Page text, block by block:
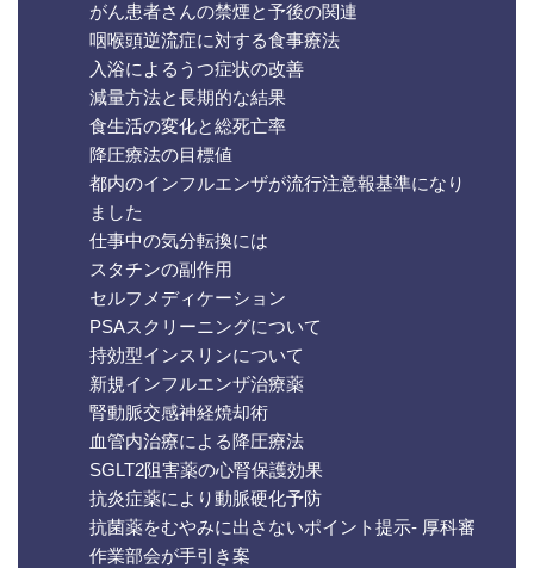
がん患者さんの禁煙と予後の関連
咽喉頭逆流症に対する食事療法
入浴によるうつ症状の改善
減量方法と長期的な結果
食生活の変化と総死亡率
降圧療法の目標値
都内のインフルエンザが流行注意報基準になり
ました
仕事中の気分転換には
スタチンの副作用
セルフメディケーション
PSAスクリーニングについて
持効型インスリンについて
新規インフルエンザ治療薬
腎動脈交感神経焼却術
血管内治療による降圧療法
SGLT2阻害薬の心腎保護効果
抗炎症薬により動脈硬化予防
抗菌薬をむやみに出さないポイント提示- 厚科審
作業部会が手引き案